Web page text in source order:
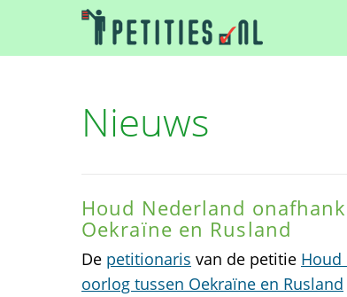
Nieuws
Houd Nederland
Oekraïne en Rusland
De petitionaris van de petitie Houd
oorlog tussen Oekraïne en Rusland